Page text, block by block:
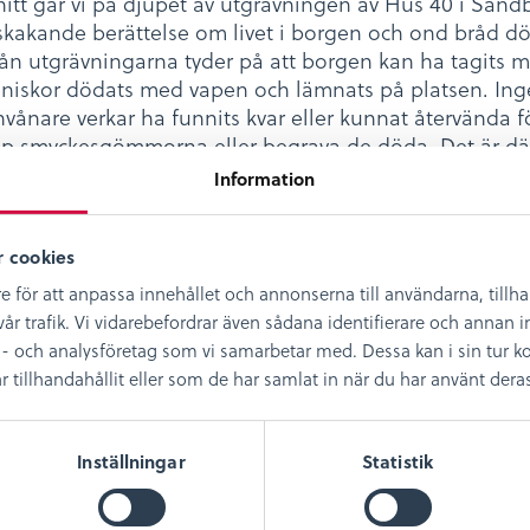
Information
cookies
för att anpassa innehållet och annonserna till användarna,
trafik. Vi vidarebefordrar även sådana identifierare och
och analysföretag som vi samarbetar med. Dessa kan i sin tur
eller som de har samlat in när du har använt
Inställningar Statistik
berättelse om livet i borgen och ond bråd
utgrävningarna tyder på att borgen kan ha tagits
dödats med vapen och lämnats på platsen.
verkar ha funnits kvar eller kunnat återvända
smyckesgömmorna eller begrava de döda. Det är
invånare dräpts på plats och att eventuella
bort, alternativt flytt från platsen, för att aldrig
är Helena Victor Enhetschef för Museiarkeologi
arkeolog, fil dr. och projektledare för Sandby
Bra! Vi vore oändligt tacksamma om ni kan
bidrag via Swisch när du har lyssnat färdigt. Även